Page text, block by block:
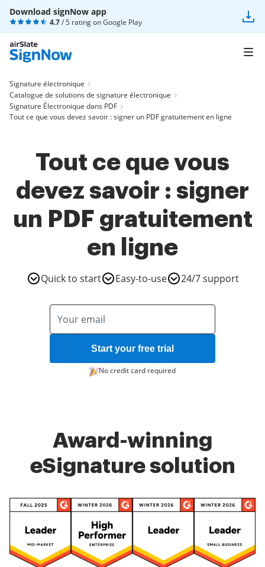
Download signNow app
4.7/ 5 rating onGoogle Play
Signature électronique
Catalogue de solutions de signature électronique
Signature Électronique dans PDF
Tout ce que vous devez savoir : signer un PDF gratuitement en ligne
Tout ce que vous
devez savoir : signer
un PDF gratuitement
en ligne
Quick to start Easy-to-use 24/7 support
Start your free trial
No credit card required
Award-winning
eSignature solution